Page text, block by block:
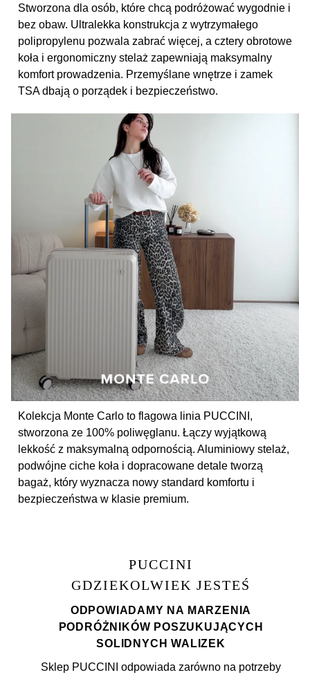
Stworzona dla osób, które chcą podróżować wygodnie i
bez obaw. Ultralekka konstrukcja z wytrzymałego
polipropylenu pozwala zabrać więcej, a cztery obrotowe
koła i ergonomiczny stelaż zapewniają maksymalny
komfort prowadzenia. Przemyślane wnętrze i zamek
TSA dbają o porządek i bezpieczeństwo.
Kolekcja Monte Carlo to flagowa linia PUCCINI,
stworzona ze 100% poliwęglanu. Łączy wyjątkową
lekkość z maksymalną odpornością. Aluminiowy stelaż,
podwójne ciche koła i dopracowane detale tworzą
bagaż, który wyznacza nowy standard komfortu i
bezpieczeństwa w klasie premium.
PUCCINI
GDZIEKOLWIEK JESTEŚ
ODPOWIADAMY NA MARZENIA
PODRÓŻNIKÓW POSZUKUJĄCYCH
SOLIDNYCH WALIZEK
Sklep PUCCINI odpowiada zarówno na potrzeby